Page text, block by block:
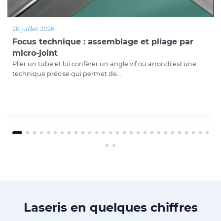
28 juillet 2026
Focus technique : assemblage et pliage par
micro-joint
Plier un tube et lui conférer un angle vif ou arrondi est une
technique précise qui permet de…
Laseris en quelques chiffres